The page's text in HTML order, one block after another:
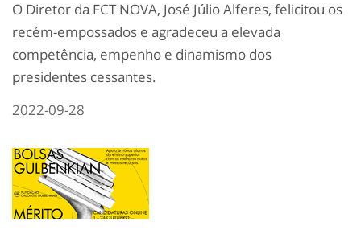
O Diretor da FCT NOVA, José Júlio Alferes, felicitou os
recém-empossados e agradeceu a elevada
competência, empenho e dinamismo dos
presidentes cessantes.
2022-09-28